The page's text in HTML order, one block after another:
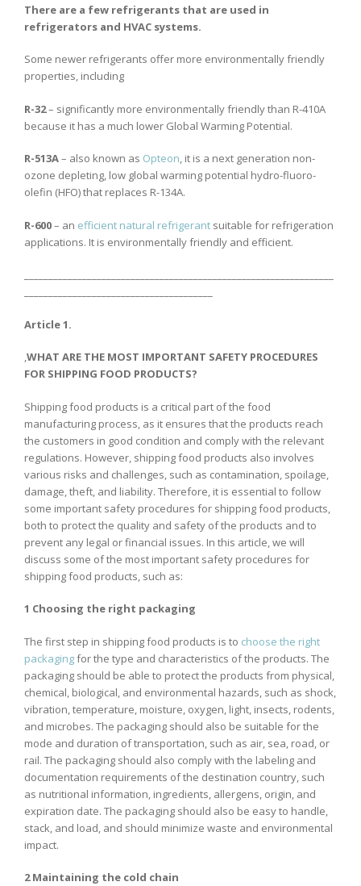
There are a few refrigerants that are used in
refrigerators and HVAC systems.
Some newer refrigerants offer more environmentally friendly
properties, including
R-32– significantly more environmentally friendly than R-410A
because it has a much lower Global Warming Potential.
R-513A– also known as Opteon, it is a next generation non-
ozone depleting, low global warming potential hydro-fluoro-
olefin (HFO) that replaces R-134A.
R-600– an efficient natural refrigerant suitable for refrigeration
applications. It is environmentally friendly and efficient.
Article 1.
,WHAT ARE THE MOST IMPORTANT SAFETY PROCEDURES
FOR SHIPPING FOOD PRODUCTS?
Shipping food products is a critical part of the food
manufacturing process, as it ensures that the products reach
the customers in good condition and comply with the relevant
regulations. However, shipping food products also involves
various risks and challenges, such as contamination, spoilage,
damage, theft, and liability. Therefore, it is essential to follow
some important safety procedures for shipping food products,
both to protect the quality and safety of the products and to
prevent any legal or financial issues. In this article, we will
discuss some of the most important safety procedures for
shipping food products, such as:
1 Choosing the right packaging
The first step in shipping food products is to choose the right
packagingfor the type and characteristics of the products. The
packaging should be able to protect the products from physical,
chemical, biological, and environmental hazards, such as shock,
vibration, temperature, moisture, oxygen, light, insects, rodents,
and microbes. The packaging should also be suitable for the
mode and duration of transportation, such as air, sea, road, or
rail. The packaging should also comply with the labeling and
documentation requirements of the destination country, such
as nutritional information, ingredients, allergens, origin, and
expiration date. The packaging should also be easy to handle,
stack, and load, and should minimize waste and environmental
impact.
2 Maintaining the cold chain